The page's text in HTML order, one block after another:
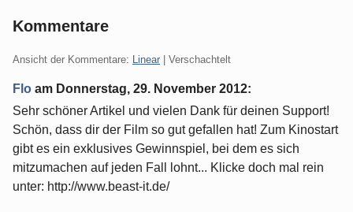
Kommentare
Ansicht der Kommentare: Linear | Verschachtelt
Flo am Donnerstag, 29. November 2012:
Sehr schöner Artikel und vielen Dank für deinen Support!
Schön, dass dir der Film so gut gefallen hat! Zum Kinostart
gibt es ein exklusives Gewinnspiel, bei dem es sich
mitzumachen auf jeden Fall lohnt... Klicke doch mal rein
unter: http://www.beast-it.de/